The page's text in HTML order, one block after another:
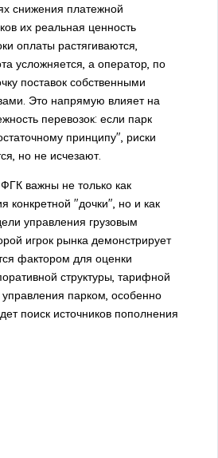
снижения платежной
их реальная ценность
оплаты растягиваются,
усложняется, а оператор, по
поставок собственными
Это напрямую влияет на
перевозок: если парк
принципу", риски
но не исчезают.
важны не только как
конкретной "дочки", но и как
управления грузовым
игрок рынка демонстрирует
фактором для оценки
структуры, тарифной
управления парком, особенно
поиск источников пополнения